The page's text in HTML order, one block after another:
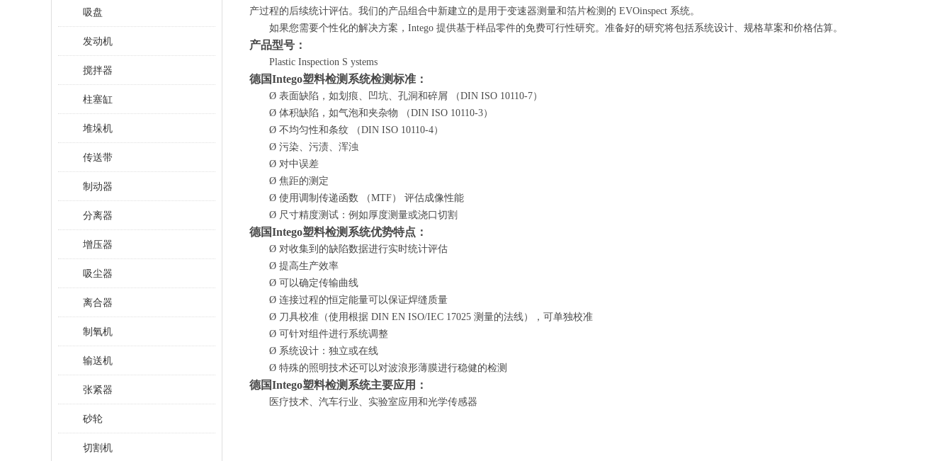
吸盘
发动机
搅拌器
柱塞缸
堆垛机
传送带
制动器
分离器
增压器
吸尘器
离合器
制氧机
输送机
张紧器
砂轮
切割机
产过程的后续统计评估。我们的产品组合中新建立的是用于变速器测量和箔片检测的 EVOinspect 系统。
如果您需要个性化的解决方案， Intego 提供基于样品零件的免费可行性研究。准备好的研究将包括系统设计、规格草案和价格估算。
产品型号：
Plastic Inspection S ystems
德国Intego塑料检测系统检测标准：
Ø 表面缺陷，如划痕、凹坑、孔洞和碎屑 （DIN ISO 10110-7）
Ø 体积缺陷，如气泡和夹杂物 （DIN ISO 10110-3）
Ø 不均匀性和条纹 （DIN ISO 10110-4）
Ø 污染、污渍、浑浊
Ø 对中误差
Ø 焦距的测定
Ø 使用调制传递函数 （MTF） 评估成像性能
Ø 尺寸精度测试：例如厚度测量或浇口切割
德国Intego塑料检测系统优势特点：
Ø 对收集到的缺陷数据进行实时统计评估
Ø 提高生产效率
Ø 可以确定传输曲线
Ø 连接过程的恒定能量可以保证焊缝质量
Ø 刀具校准（使用根据 DIN EN ISO/IEC 17025 测量的法线），可单独校准
Ø 可针对组件进行系统调整
Ø 系统设计：独立或在线
Ø 特殊的照明技术还可以对波浪形薄膜进行稳健的检测
德国Intego塑料检测系统主要应用：
医疗技术、汽车行业、实验室应用和光学传感器